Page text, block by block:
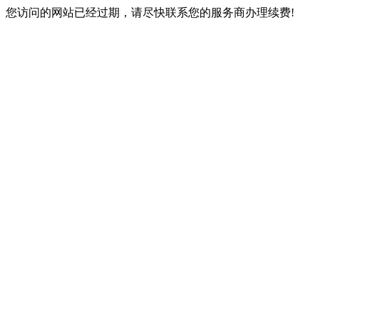
您访问的网站已经过期，请尽快联系您的服务商办理续费!